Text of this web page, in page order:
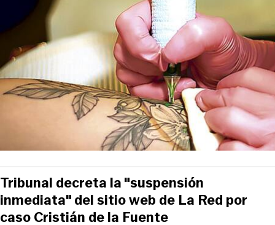
Tribunal decreta la "suspensión
inmediata" del sitio web de La Red por
caso Cristián de la Fuente